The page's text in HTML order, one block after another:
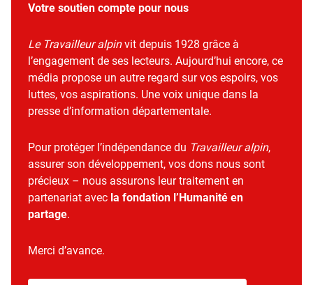
Votre soutien compte pour nous
Le Travailleur alpinvit depuis 1928 grâce à
l’engagement de ses lecteurs. Aujourd’hui encore, ce
média propose un autre regard sur vos espoirs, vos
luttes, vos aspirations. Une voix unique dans la
presse d’information départementale.
Pour protéger l’indépendance du Travailleur alpin,
assurer son développement, vos dons nous sont
précieux – nous assurons leur traitement en
partenariat avec la fondation l’Humanité en
partage.
Merci d’avance.